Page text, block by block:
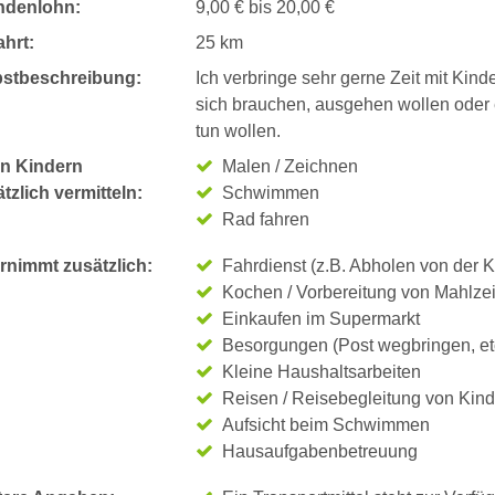
9,00 € bis 20,00 €
25 km
Ich verbringe sehr gerne Zeit mit
sich brauchen, ausgehen wollen
tun wollen.
Kindern
vermitteln:
Malen / Zeichnen
Schwimmen
Rad fahren
zusätzlich:
Fahrdienst (z.B. Abholen von der
Kochen / Vorbereitung von
Einkaufen im Supermarkt
Besorgungen (Post wegbringen,
Kleine Haushaltsarbeiten
Reisen / Reisebegleitung von
Aufsicht beim Schwimmen
Hausaufgabenbetreuung